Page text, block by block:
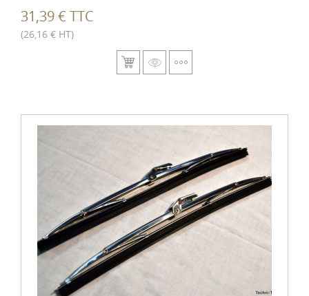
31,39 € TTC
(26,16 € HT)